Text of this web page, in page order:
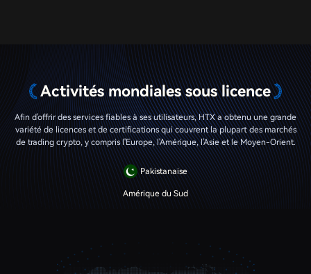
Activités mondiales sous licence
Afin d'offrir des services fiables à ses utilisateurs, HTX a obtenu une grande
variété de licences et de certifications qui couvrent la plupart des marchés
de trading crypto, y compris l'Europe, l'Amérique, l'Asie et le Moyen-Orient.
Pakistanaise
Amérique du Sud